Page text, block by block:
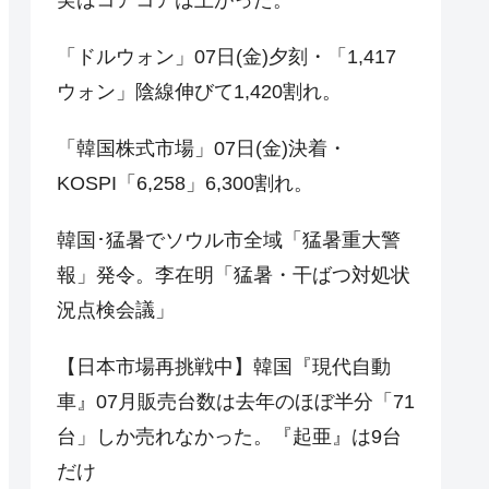
「ドルウォン」07日(金)夕刻・「1,417
ウォン」陰線伸びて1,420割れ。
「韓国株式市場」07日(金)決着・
KOSPI「6,258」6,300割れ。
韓国･猛暑でソウル市全域「猛暑重大警
報」発令。李在明「猛暑・干ばつ対処状
況点検会議」
【日本市場再挑戦中】韓国『現代自動
車』07月販売台数は去年のほぼ半分「71
台」しか売れなかった。『起亜』は9台
だけ